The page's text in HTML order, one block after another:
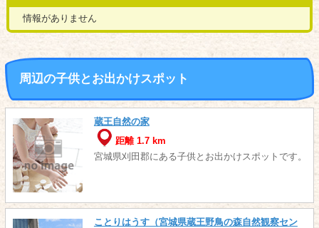
情報がありません
周辺の子供とお出かけスポット
蔵王自然の家
距離 1.7 km
宮城県刈田郡にある子供とお出かけスポットです。
ことりはうす（宮城県蔵王野鳥の森自然観察セン